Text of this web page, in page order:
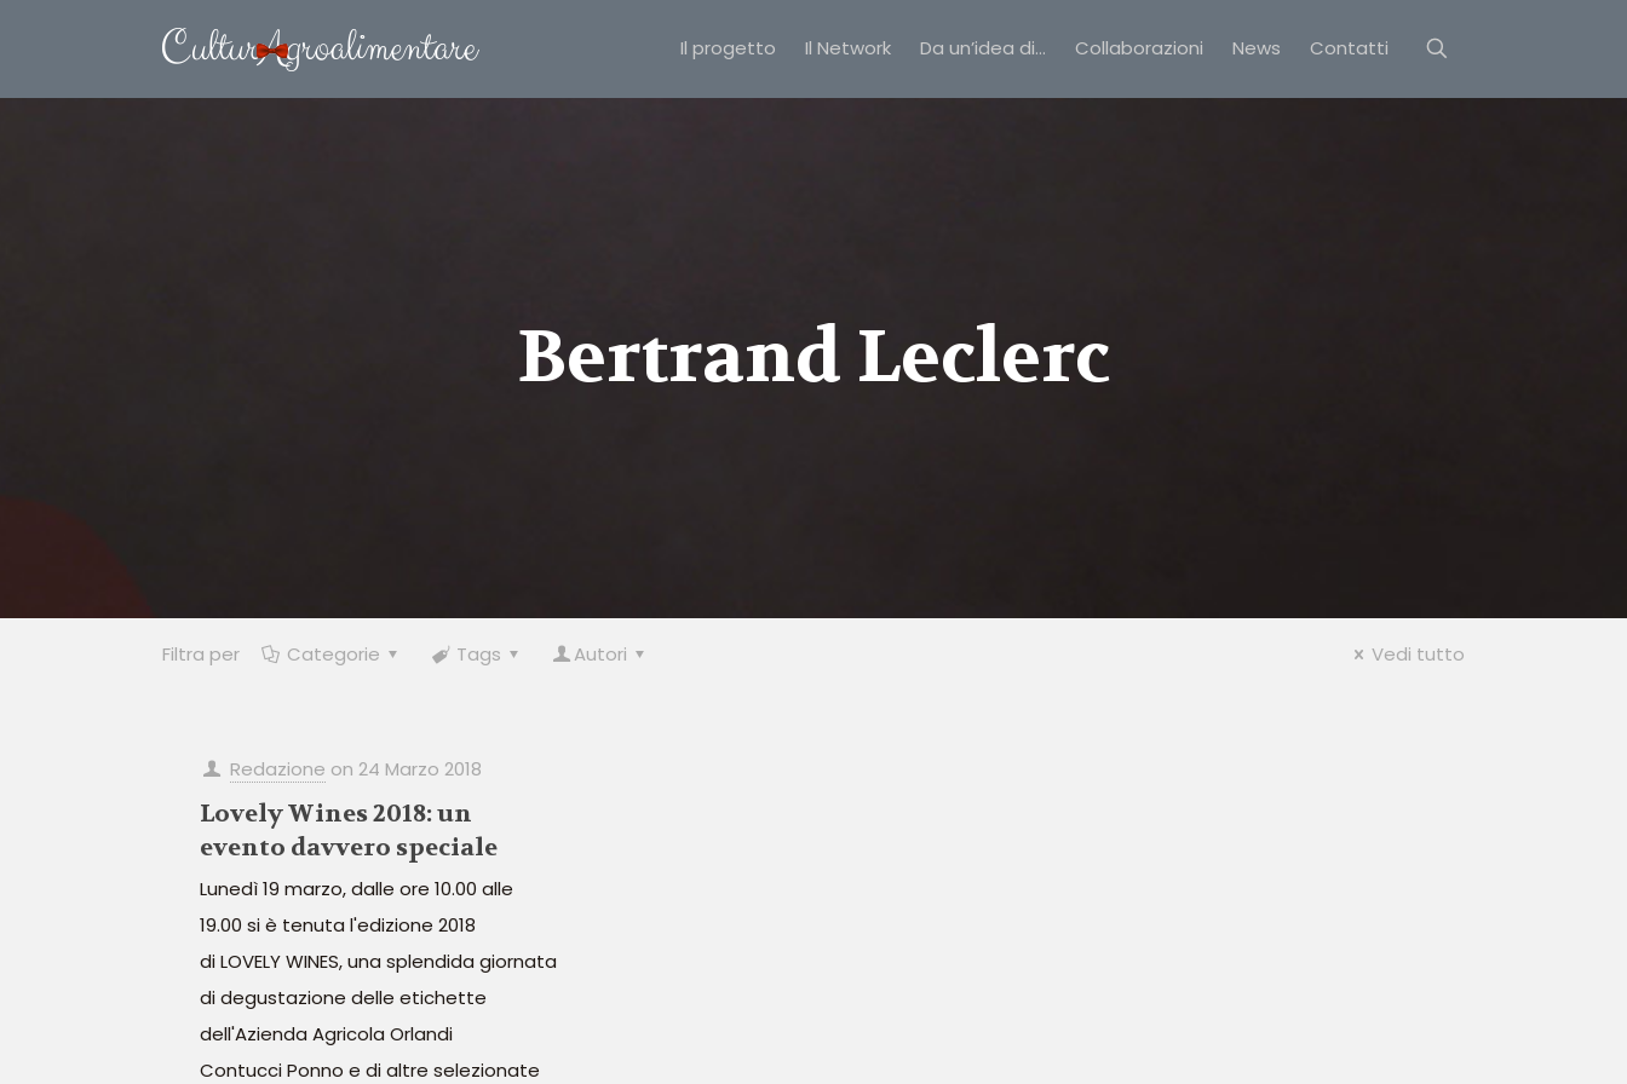
Il progetto Il Network Da un’idea di… Collaborazioni News Contatti
Bertrand Leclerc
Filtra per Categorie Tags Autori Vedi tutto
Redazione on 24 Marzo 2018
Lovely Wines 2018: un
evento davvero speciale
Lunedì 19 marzo, dalle ore 10.00 alle
19.00 si è tenuta l'edizione 2018
di LOVELY WINES, una splendida giornata
di degustazione delle etichette
dell'Azienda Agricola Orlandi
Contucci Ponno e di altre selezionate